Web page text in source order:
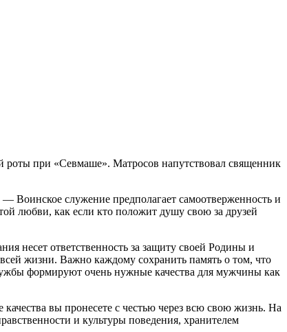
роты при «Севмаше». Матросов напутствовал священник
Воинское служение предполагает самоотверженность и
любви, как если кто положит душу свою за друзей
несет ответственность за защиту своей Родины и
жизни. Важно каждому сохранить память о том, что
формируют очень нужные качества для мужчины как
вы пронесете с честью через всю свою жизнь. На
и культуры поведения, хранителем